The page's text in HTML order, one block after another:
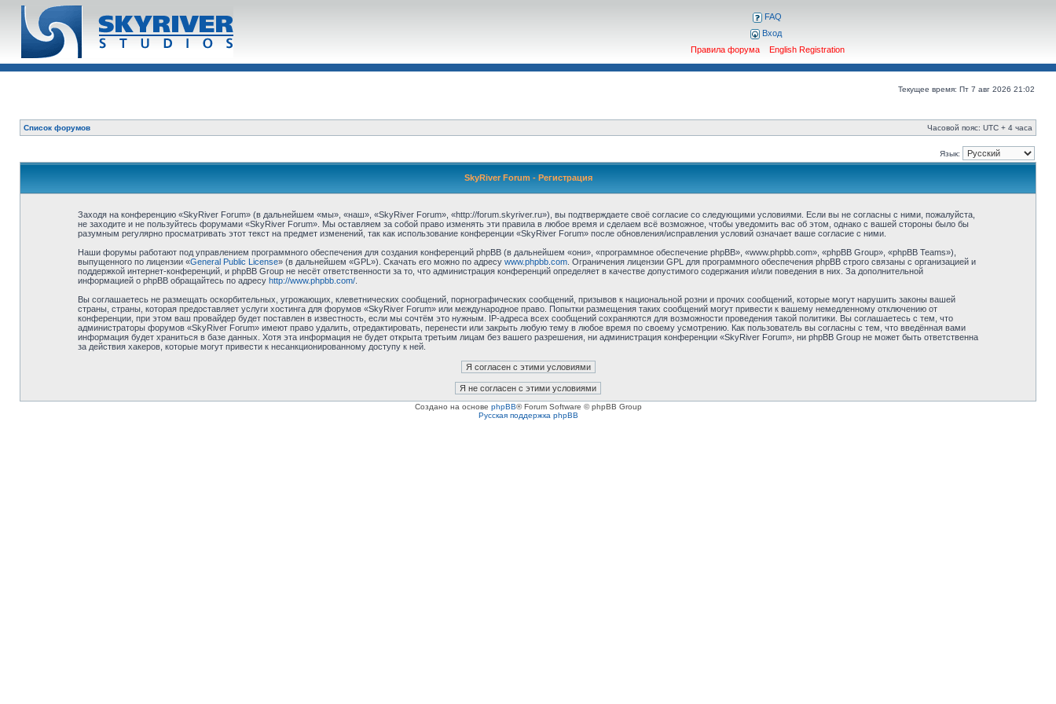
FAQ
Вход
Правила форума
English Registration
Текущее время: Пт 7 авг 2026 21:02
Список форумов Часовой пояс: UTC + 4 часа
Язык:
SkyRiver Forum - Регистрация
Заходя на конференцию «SkyRiver Forum» (в дальнейшем «мы», «наш», «SkyRiver Forum», «http://forum.skyriver.ru»), вы подтверждаете своё согласие со следующими условиями. Если вы не согласны с ними, пожалуйста,
не заходите и не пользуйтесь форумами «SkyRiver Forum». Мы оставляем за собой право изменять эти правила в любое время и сделаем всё возможное, чтобы уведомить вас об этом, однако с вашей стороны было бы
разумным регулярно просматривать этот текст на предмет изменений, так как использование конференции «SkyRiver Forum» после обновления/исправления условий означает ваше согласие с ними.
Наши форумы работают под управлением программного обеспечения для создания конференций phpBB (в дальнейшем «они», «программное обеспечение phpBB», «www.phpbb.com», «phpBB Group», «phpBB Teams»),
выпущенного по лицензии «General Public License» (в дальнейшем «GPL»). Скачать его можно по адресу www.phpbb.com. Ограничения лицензии GPL для программного обеспечения phpBB строго связаны с организацией и
поддержкой интернет-конференций, и phpBB Group не несёт ответственности за то, что администрация конференций определяет в качестве допустимого содержания и/или поведения в них. За дополнительной
информацией о phpBB обращайтесь по адресу http://www.phpbb.com/.
Вы соглашаетесь не размещать оскорбительных, угрожающих, клеветнических сообщений, порнографических сообщений, призывов к национальной розни и прочих сообщений, которые могут нарушить законы вашей
страны, страны, которая предоставляет услуги хостинга для форумов «SkyRiver Forum» или международное право. Попытки размещения таких сообщений могут привести к вашему немедленному отключению от
конференции, при этом ваш провайдер будет поставлен в известность, если мы сочтём это нужным. IP-адреса всех сообщений сохраняются для возможности проведения такой политики. Вы соглашаетесь с тем, что
администраторы форумов «SkyRiver Forum» имеют право удалить, отредактировать, перенести или закрыть любую тему в любое время по своему усмотрению. Как пользователь вы согласны с тем, что введённая вами
информация будет храниться в базе данных. Хотя эта информация не будет открыта третьим лицам без вашего разрешения, ни администрация конференции «SkyRiver Forum», ни phpBB Group не может быть ответственна
за действия хакеров, которые могут привести к несанкционированному доступу к ней.
Создано на основе phpBB® Forum Software © phpBB Group
Русская поддержка phpBB